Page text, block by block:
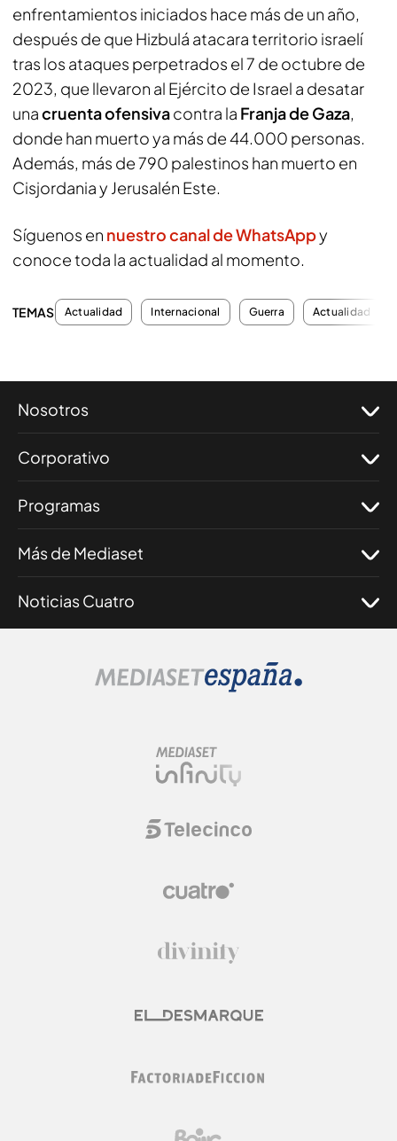
enfrentamientos iniciados hace más de un año,
después de que Hizbulá atacara territorio israelí
tras los ataques perpetrados el 7 de octubre de
2023, que llevaron al Ejército de Israel a desatar
unacruenta ofensivacontra la Franja de Gaza,
donde han muerto ya más de 44.000 personas.
Además, más de 790 palestinos han muerto en
Cisjordania y Jerusalén Este.
Síguenos en nuestro canal de WhatsAppy
conoce toda la actualidad al momento.
TEMAS Actualidad Internacional Guerra Actualidad
Nosotros
Corporativo
Programas
Más de Mediaset
Noticias Cuatro